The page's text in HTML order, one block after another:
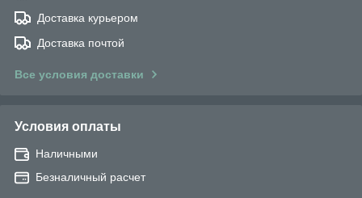
Доставка курьером
Доставка почтой
Все условия доставки
Условия оплаты
Наличными
Безналичный расчет